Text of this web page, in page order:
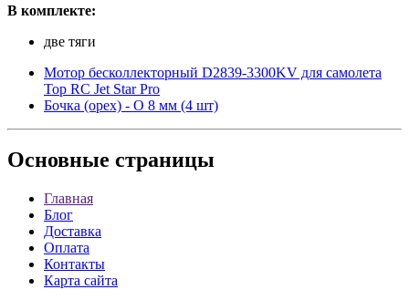
В комплекте:
две тяги
Мотор бесколлекторный D2839-3300KV для самолета
Top RC Jet Star Pro
Бочка (орех) - O 8 мм (4 шт)
Основные страницы
Главная
Блог
Доставка
Оплата
Контакты
Карта сайта